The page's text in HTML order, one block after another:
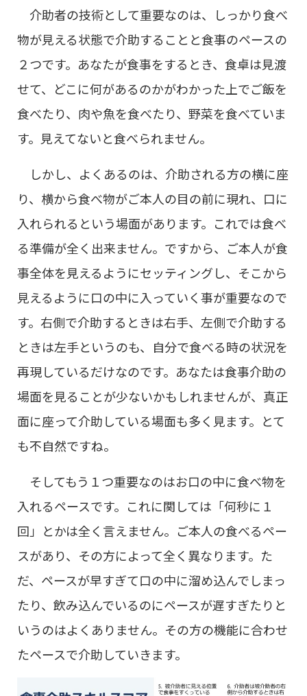
介助者の技術として重要なのは、しっかり食べ
物が見える状態で介助することと食事のペースの
２つです。あなたが食事をするとき、食卓は見渡
せて、どこに何があるのかがわかった上でご飯を
食べたり、肉や魚を食べたり、野菜を食べていま
す。見えてないと食べられません。
しかし、よくあるのは、介助される方の横に座
り、横から食べ物がご本人の目の前に現れ、口に
入れられるという場面があります。これでは食べ
る準備が全く出来ません。ですから、ご本人が食
事全体を見えるようにセッティングし、そこから
見えるように口の中に入っていく事が重要なので
す。右側で介助するときは右手、左側で介助する
ときは左手というのも、自分で食べる時の状況を
再現しているだけなのです。あなたは食事介助の
場面を見ることが少ないかもしれませんが、真正
面に座って介助している場面も多く見ます。とて
も不自然ですね。
そしてもう１つ重要なのはお口の中に食べ物を
入れるペースです。これに関しては「何秒に１
回」とかは全く言えません。ご本人の食べるペー
スがあり、その方によって全く異なります。た
だ、ペースが早すぎて口の中に溜め込んでしまっ
たり、飲み込んでいるのにペースが遅すぎたりと
いうのはよくありません。その方の機能に合わせ
たペースで介助していきます。